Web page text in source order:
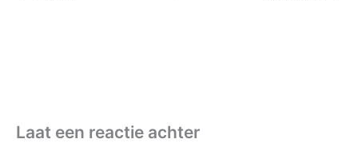
Laat een reactie achter